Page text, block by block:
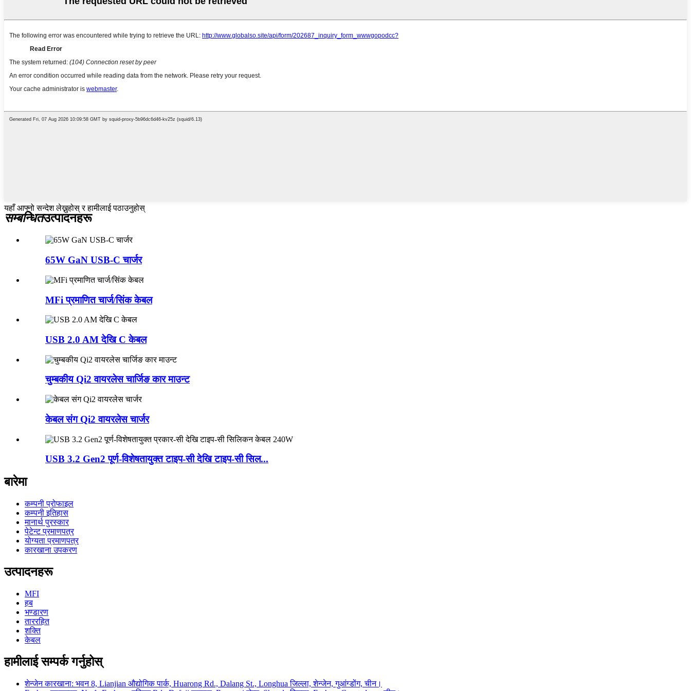
यहाँ आफ्नो सन्देश लेख्नुहोस् र हामीलाई पठाउनुहोस्
सम्बन्धितउत्पादनहरू
65W GaN USB-C चार्जर
MFi प्रमाणित चार्ज/सिंक केबल
USB 2.0 AM देखि C केबल
चुम्बकीय Qi2 वायरलेस चार्जिङ कार माउन्ट
केबल संग Qi2 वायरलेस चार्जर
USB 3.2 Gen2 पूर्ण-विशेषतायुक्त टाइप-सी देखि टाइप-सी सिल...
बारेमा
कम्पनी प्रोफाइल
कम्पनी इतिहास
मानार्थ पुरस्कार
पेटेन्ट प्रमाणपत्र
योग्यता प्रमाणपत्र
कारखाना उपकरण
उत्पादनहरू
MFI
हब
भण्डारण
ताररहित
शक्ति
केबल
हामीलाई सम्पर्क गर्नुहोस्
शेन्जेन कारखाना: भवन 8, Lianjian औद्योगिक पार्क, Huarong Rd., Dalang St., Longhua जिल्ला, शेन्जेन, गुआंग्डोंग, चीन।